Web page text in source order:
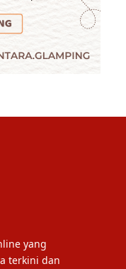
yang
terkini dan